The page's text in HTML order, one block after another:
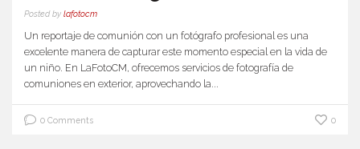
Posted by lafotocm
Un reportaje de comunión con un fotógrafo profesional es una
excelente manera de capturar este momento especial en la vida de
un niño. En LaFotoCM, ofrecemos servicios de fotografía de
comuniones en exterior, aprovechando la...
0 Comments 0